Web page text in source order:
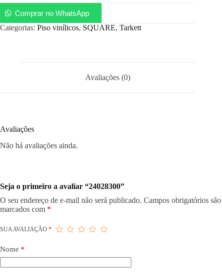
Comprar no WhatsApp
Categorias: Piso vinílicos, SQUARE, Tarkett
Avaliações (0)
Avaliações
Não há avaliações ainda.
Seja o primeiro a avaliar “24028300”
O seu endereço de e-mail não será publicado. Campos obrigatórios são
marcados com *
SUA AVALIAÇÃO *
Nome *